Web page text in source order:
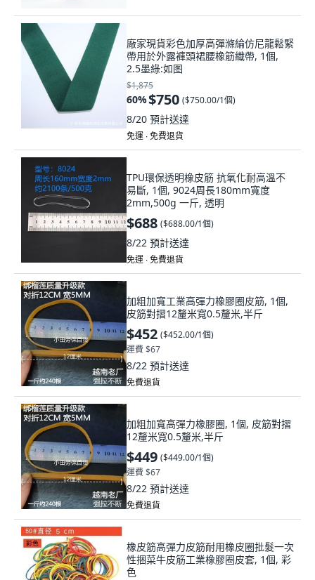
廠家現貨彩色加厚高彈滌綸仿尼龍鬆緊
帶用於外露褲頭裙腰橡筋織帶, 1個,
2.5墨綠:如图
$1,875
60%$750 ($750.00/1個)
8/20 預計送達
免運 ∙ 免費退貨
TPU環保透明橡皮筋 抗氧化耐高溫不
易斷, 1個, 9024周長180mm寬度
2mm,500g 一斤, 透明
$688 ($688.00/1個)
8/22 預計送達
免運 ∙ 免費退貨
加粗加寬工業高彈力橡膠圈皮筋, 1個,
皮筋對摺12釐米寬0.5釐米,半斤
$452 ($452.00/1個)
運費 $67
8/22 預計送達
免費退貨
加粗加寬高彈力橡膠圈, 1個, 皮筋對摺
12釐米寬0.5釐米,半斤
$449 ($449.00/1個)
運費 $67
8/22 預計送達
免費退貨
橡皮筋高彈力皮筋耐用橡皮圈批髮一次
性捆菜牛皮筋工業橡膠圈皮套, 1個, 彩
色